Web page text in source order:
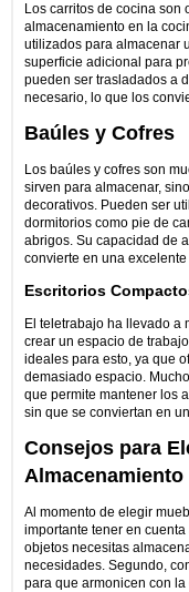
Los carritos de cocina son
almacenamiento en la
utilizados para almacenar
superficie adicional para
pueden ser trasladados a
necesario, lo que los
Baúles y Cofres
Los baúles y cofres son
sirven para almacenar,
decorativos. Pueden ser
dormitorios como pie de
abrigos. Su capacidad de
convierte en una
Escritorios
El teletrabajo ha llevado a
crear un espacio de
ideales para esto, ya que
demasiado espacio.
que permite mantener los
sin que se conviertan en
Consejos para
Almacenamiento
Al momento de elegir
importante tener en
objetos necesitas
necesidades. Segundo,
para que armonicen con